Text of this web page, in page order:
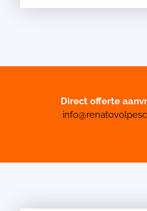
Direct offerte